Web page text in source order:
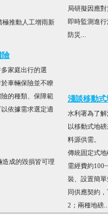
推動人工增雨新
險
家庭出行的選
車輛保險並不瞭
的種類、保障範
依據需求選定適
成的毀損皆可理
局研擬因應
即時監測進
防災...
淺談移動
水利署為了
以移動式地
料源供需。
傳統固定式
需經費約
裝、設置簡
同供應契約
2；兩種地磅